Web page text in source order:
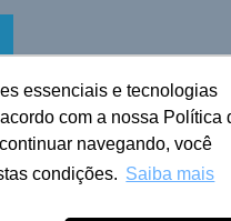
essenciais e tecnologias
com a nossa Política
navegando, você
condições. Saiba mais
aplicativo